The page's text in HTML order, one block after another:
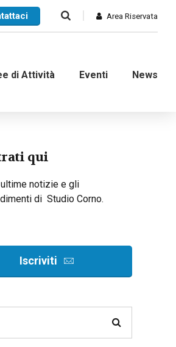
Area Riservata
di Attività
e ADR
crediti
Eventi News
qui
notizie e gli
di Studio Corno.
Iscriviti